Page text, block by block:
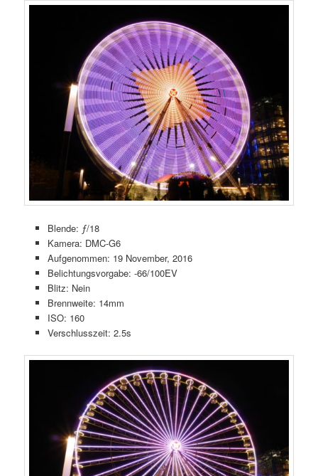
Blende: ƒ/18
Kamera: DMC-G6
Aufgenommen: 19 November, 2016
Belichtungsvorgabe: -66/100EV
Blitz: Nein
Brennweite: 14mm
ISO: 160
Verschlusszeit: 2.5s